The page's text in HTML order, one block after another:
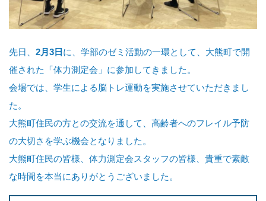
先日、 2月3日 に、学部のゼミ活動の一環として、大熊町で開
催された「体力測定会」に参加してきました。
会場では、学生による脳トレ運動を実施させていただきまし
た。
大熊町住民の方との交流を通して、高齢者へのフレイル予防
の大切さを学ぶ機会となりました。
大熊町住民の皆様、体力測定会スタッフの皆様、貴重で素敵
な時間を本当にありがとうございました。